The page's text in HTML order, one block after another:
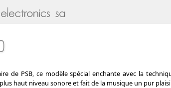
de PSB, ce modèle spécial enchante avec la
haut niveau sonore et fait de la musique un pur